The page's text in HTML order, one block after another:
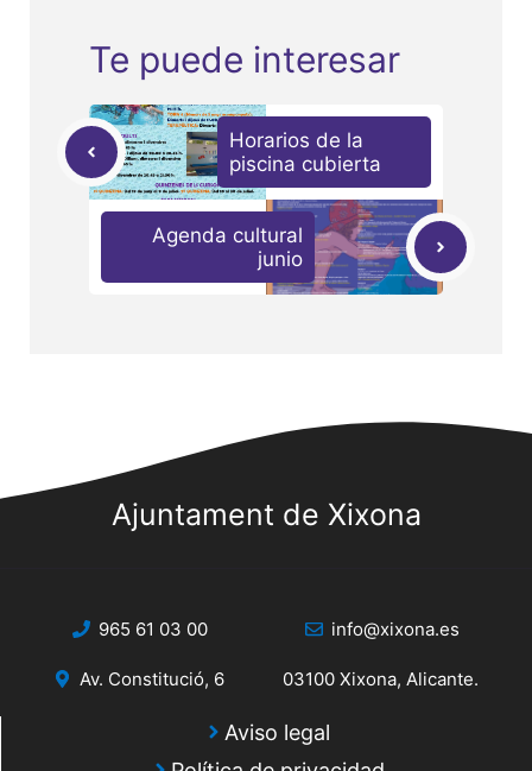
Te puede interesar
Horarios de la
piscina cubierta
Agenda cultural
junio
Ajuntament de Xixona
965 61 03 00 info@xixona.es
Av. Constitució, 6 03100 Xixona, Alicante.
Aviso legal